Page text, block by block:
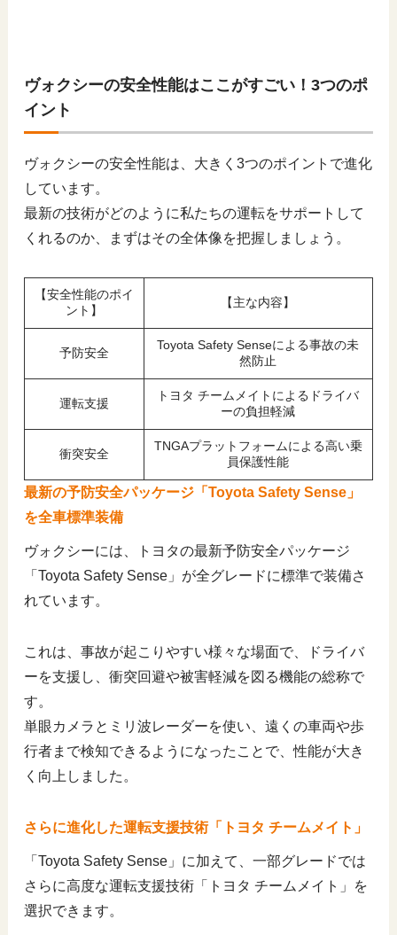
ヴォクシーの安全性能はここがすごい！3つのポ
イント
ヴォクシーの安全性能は、大きく3つのポイントで進化
しています。
最新の技術がどのように私たちの運転をサポートして
くれるのか、まずはその全体像を把握しましょう。
【安全性能のポイ
ント】
【主な内容】
予防安全
Toyota Safety Senseによる事故の未
然防止
運転支援
トヨタ チームメイトによるドライバ
ーの負担軽減
衝突安全
TNGAプラットフォームによる高い乗
員保護性能
最新の予防安全パッケージ「Toyota Safety Sense」
を全車標準装備
ヴォクシーには、トヨタの最新予防安全パッケージ
「Toyota Safety Sense」が全グレードに標準で装備さ
れています。
これは、事故が起こりやすい様々な場面で、ドライバ
ーを支援し、衝突回避や被害軽減を図る機能の総称で
す。
単眼カメラとミリ波レーダーを使い、遠くの車両や歩
行者まで検知できるようになったことで、性能が大き
く向上しました。
さらに進化した運転支援技術「トヨタ チームメイト」
「Toyota Safety Sense」に加えて、一部グレードでは
さらに高度な運転支援技術「トヨタ チームメイト」を
選択できます。